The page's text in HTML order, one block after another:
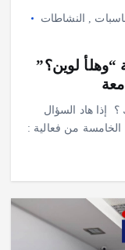
النشاطات
“وهلأ لوين؟”
‎مين لازم يختار مستقبلك… علامتك ولا رغبتك ؟ ‎ ‎إذا هاد السؤال
الخامسة من فعالية :